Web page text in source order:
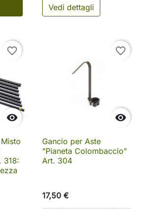
al carrelloVedi dettagli

favorite_border
318:

favorite_border
Gancio per Aste
"Pianeta Colombaccio"
Art. 304
17,50 €